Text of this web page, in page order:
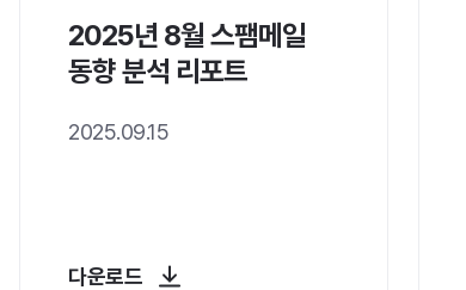
2025년 8월 스팸메일
동향 분석 리포트
2025.09.15
다운로드